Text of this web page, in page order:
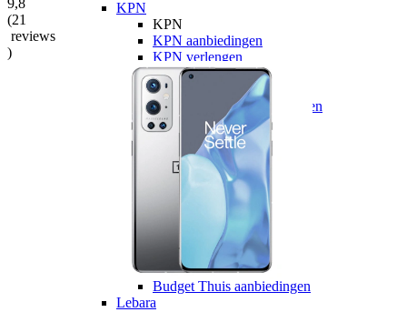
KPN
KPN
KPN aanbiedingen
KPN verlengen
hollandsnieuwe
hollandsnieuwe
hollandsnieuwe aanbiedingen
hollandsnieuwe verlengen
Ben
Ben aanbiedingen
Ben verlengen
Simyo aanbiedingen
Budget Thuis
Budget Thuis
Budget Thuis aanbiedingen
Lebara
(21
reviews
)